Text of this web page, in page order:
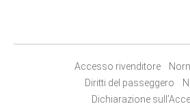
Accesso rivenditore
Diritti del passeggero
Dichiarazione